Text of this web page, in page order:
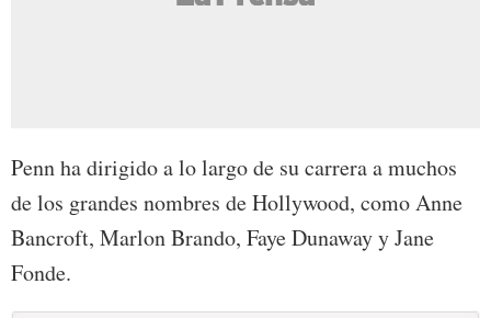
Penn ha dirigido a lo largo de su carrera a muchos
de los grandes nombres de Hollywood, como Anne
Bancroft, Marlon Brando, Faye Dunaway y Jane
Fonde.